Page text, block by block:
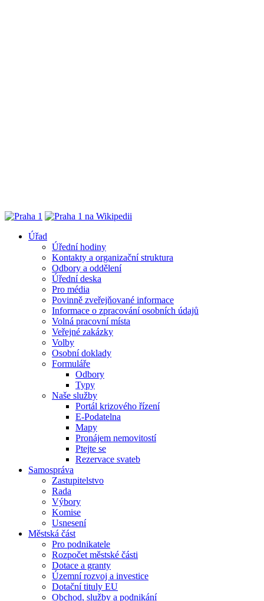
Úřad
Úřední hodiny
Kontakty a organizační struktura
Odbory a oddělení
Úřední deska
Pro média
Povinně zveřejňované informace
Informace o zpracování osobních údajů
Volná pracovní místa
Veřejné zakázky
Volby
Osobní doklady
Formuláře
Odbory
Typy
Naše služby
Portál krizového řízení
E-Podatelna
Mapy
Pronájem nemovitostí
Ptejte se
Rezervace svateb
Samospráva
Zastupitelstvo
Rada
Výbory
Komise
Usnesení
Městská část
Pro podnikatele
Rozpočet městské části
Dotace a granty
Územní rozvoj a investice
Dotační tituly EU
Obchod, služby a podnikání